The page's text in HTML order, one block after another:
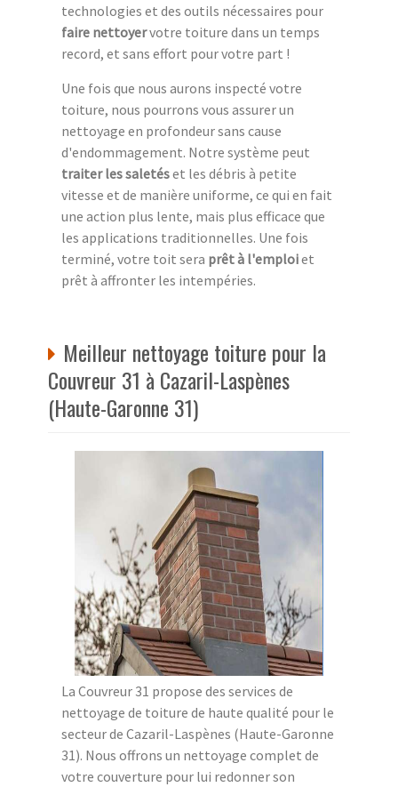
technologies et des outils nécessaires pour
faire nettoyervotre toiture dans un temps
record, et sans effort pour votre part !
Une fois que nous aurons inspecté votre
toiture, nous pourrons vous assurer un
nettoyage en profondeur sans cause
d'endommagement. Notre système peut
traiter les saletéset les débris à petite
vitesse et de manière uniforme, ce qui en fait
une action plus lente, mais plus efficace que
les applications traditionnelles. Une fois
terminé, votre toit sera prêt à l'emploiet
prêt à affronter les intempéries.
Meilleur nettoyage toiture pour la
Couvreur 31 à Cazaril-Laspènes
(Haute-Garonne 31)
La Couvreur 31 propose des services de
nettoyage de toiture de haute qualité pour le
secteur de Cazaril-Laspènes (Haute-Garonne
31). Nous offrons un nettoyage complet de
votre couverture pour lui redonner son